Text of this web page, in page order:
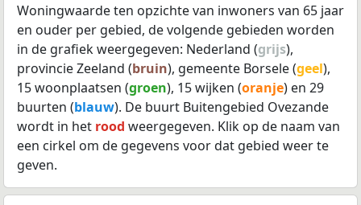
Woningwaarde ten opzichte van inwoners van 65 jaar
en ouder per gebied, de volgende gebieden worden
in de grafiek weergegeven: Nederland (grijs),
provincie Zeeland (bruin), gemeente Borsele (geel),
15 woonplaatsen (groen), 15 wijken (oranje) en 29
buurten (blauw). De buurt Buitengebied Ovezande
wordt in het rood weergegeven. Klik op de naam van
een cirkel om de gegevens voor dat gebied weer te
geven.